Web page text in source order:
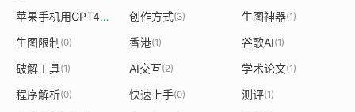
苹果手机用GPT4o将免费使用 (1)
创作方式(3) 生图神器(1)
生图限制(0) 香港(1) 谷歌AI(1)
破解工具(1) AI交互(2) 学术论文(1)
程序解析(0) 快速上手(0) 测评(1)